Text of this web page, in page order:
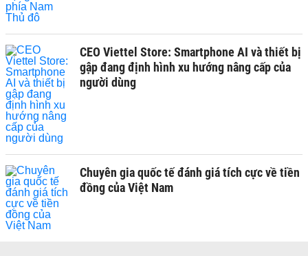
CEO Viettel Store: Smartphone AI và thiết bị
gập đang định hình xu hướng nâng cấp của
người dùng
Chuyên gia quốc tế đánh giá tích cực về tiền
đồng của Việt Nam